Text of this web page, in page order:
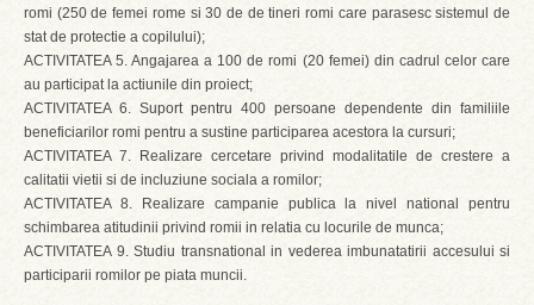
romi (250 de femei rome si 30 de de tineri romi care parasesc sistemul de
stat de protectie a copilului);
ACTIVITATEA 5. Angajarea a 100 de romi (20 femei) din cadrul celor care
au participat la actiunile din proiect;
ACTIVITATEA 6. Suport pentru 400 persoane dependente din familiile
beneficiarilor romi pentru a sustine participarea acestora la cursuri;
ACTIVITATEA 7. Realizare cercetare privind modalitatile de crestere a
calitatii vietii si de incluziune sociala a romilor;
ACTIVITATEA 8. Realizare campanie publica la nivel national pentru
schimbarea atitudinii privind romii in relatia cu locurile de munca;
ACTIVITATEA 9. Studiu transnational in vederea imbunatatirii accesului si
participarii romilor pe piata muncii.